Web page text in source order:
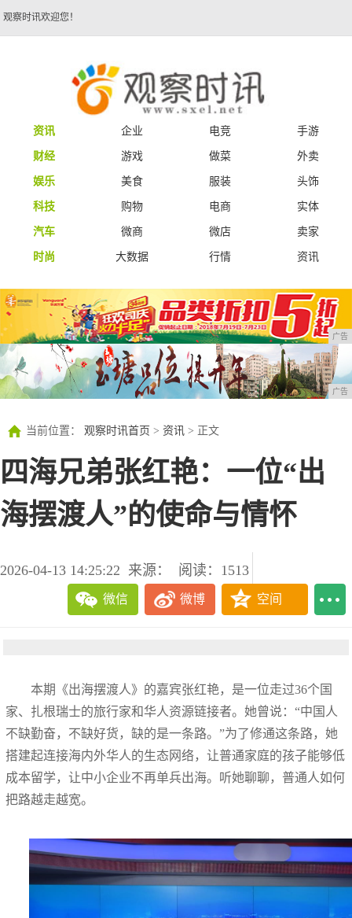
观察时讯欢迎您！
资讯 企业 电竞
手游
财经
游戏 做菜
外卖
娱乐
美食 服装
头饰
科技
购物 电商
实体
汽车
微商 微店
卖家
时尚
大数据 行情 资讯
广告
广告
当前位置： 观察时讯首页 > 资讯 > 正文
四海兄弟张红艳：一位“出
海摆渡人”的使命与情怀
2026-04-13 14:25:22 来源： 阅读：1513
微信 微博 空间
本期《出海摆渡人》的嘉宾张红艳，是一位走过36个国
家、扎根瑞士的旅行家和华人资源链接者。她曾说：“中国人
不缺勤奋，不缺好货，缺的是一条路。”为了修通这条路，她
搭建起连接海内外华人的生态网络，让普通家庭的孩子能够低
成本留学，让中小企业不再单兵出海。听她聊聊，普通人如何
把路越走越宽。